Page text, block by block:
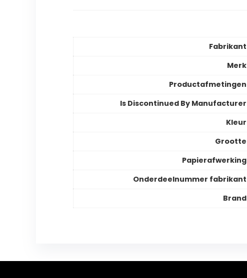
Fabrikant
Merk
Productafmetingen
Is Discontinued By Manufacturer
Kleur
Grootte
Papierafwerking
Onderdeelnummer fabrikant
Brand